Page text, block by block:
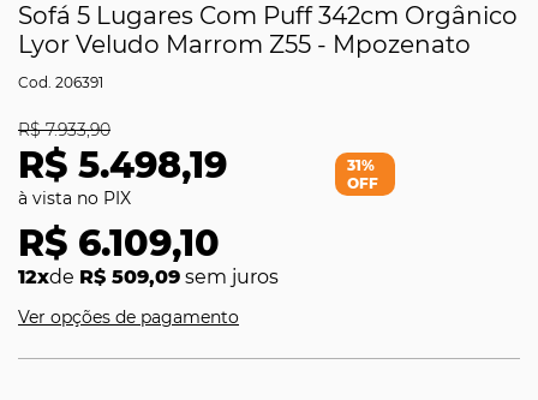
Sofá 5 Lugares Com Puff 342cm Orgânico
Lyor Veludo Marrom Z55 - Mpozenato
206391
R$ 5.498,19
R$ 7.933,90
R$ 6.109,10
12xde R$ 509,09 sem juros
31%
OFF
Ver opções de pagamento